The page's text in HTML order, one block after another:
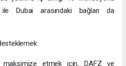
Dubai arasındaki bağları da
maksimize etmek için, DAFZ ve